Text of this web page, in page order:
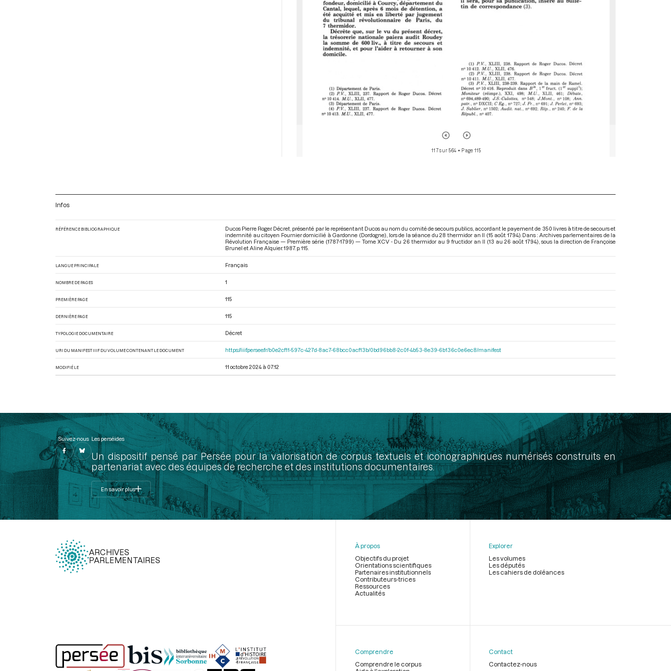
117 sur 564 • Page 115
Infos
RÉFÉRENCE BIBLIOGRAPHIQUE
Ducos Pierre Roger. Décret, présenté par le représentant Ducos au nom du comité de secours publics, accordant le payement de 350 livres à titre de secours et
indemnité au citoyen Fournier domicilié à Gardonne (Dordogne), lors de la séance du 28 thermidor an II (15 août 1794). Dans : Archives parlementaires de la
Révolution Française — Première série (1787-1799) — Tome XCV - Du 26 thermidor au 9 fructidor an II (13 au 26 août 1794) , sous la direction de Françoise
Brunel et Aline Alquier. 1987. p. 115.
LANGUE PRINCIPALE Français
NOMBRE DE PAGES 1
PREMIÈRE PAGE 115
DERNIÈRE PAGE 115
TYPOLOGIE DOCUMENTAIRE Décret
URI DU MANIFEST IIIF DU VOLUME CONTENANT LE DOCUMENT https://iiif.persee.fr/b0e2cf11-597c-427d-8ac7-68bcc0acf13b/0bd96bb8-2c0f-4b53-8e39-6b136c0e6ec8/manifest
MODIFIÉ LE 11 octobre 2024 à 07:12
Suivez-nous Les perséides
Un dispositif pensé par Persée pour la valorisation de corpus textuels et iconographiques numérisés construits en
partenariat avec des équipes de recherche et des institutions documentaires.
En savoir plus
ARCHIVES
PARLEMENTAIRES
page
À propos
Objectifs du projet
Orientations scientifiques
Partenaires institutionnels
Contributeurs-trices
Ressources
Actualités
Explorer
Les volumes
Les députés
Les cahiers de doléances
Comprendre
Comprendre le corpus
Contact
Contactez-nous